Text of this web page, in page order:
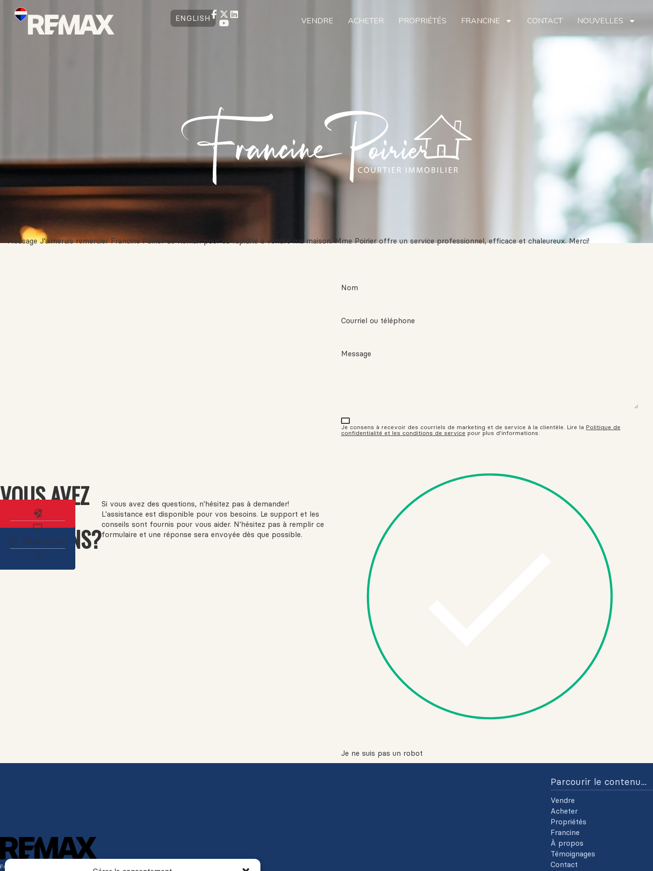
ENGLISH VENDRE ACHETER PROPRIÉTÉS FRANCINE CONTACT NOUVELLES
Message J’aimerais remercier Francine Poirier de Remax pour sa rapidité à vendre ma maison. Mme Poirier offre un service professionnel, efficace et chaleureux. Merci!
VOUS AVEZ
DES
QUESTIONS?
Si vous avez des questions, n'hésitez pas à demander!
L'assistance est disponible pour vos besoins. Le support et les
conseils sont fournis pour vous aider. N'hésitez pas à remplir ce
formulaire et une réponse sera envoyée dès que possible.
Nom
Courriel ou téléphone
Message
Je consens à recevoir des courriels de marketing et de service à la clientèle. Lire la Politique de
confidentialité et les conditions de service pour plus d'informations.
Je ne suis pas un robot
Franchisé indépendant et autonome de RE/MAX Québec
Parcourir le contenu...
Vendre
Acheter
Propriétés
Francine
À propos
Témoignages
Contact
Abonnez-vous à l'alerte immobilière
View more